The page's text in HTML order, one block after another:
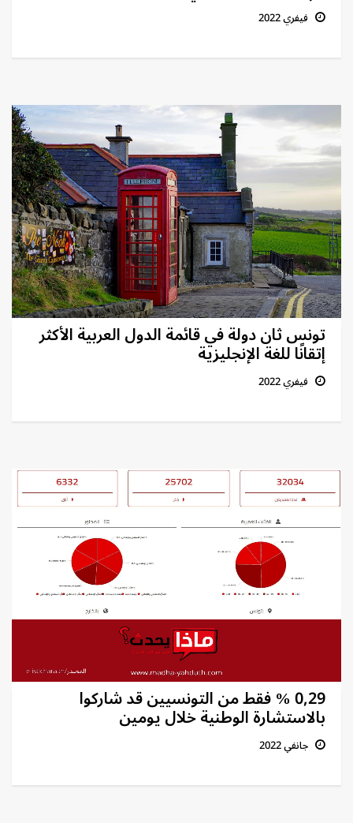
فيفري 2022
تونس ثان دولة في قائمة الدول العربية الأكثر
إتقانًا للغة الإنجليزية
فيفري 2022
0,29 % فقط من التونسيين قد شاركوا
بالاستشارة الوطنية خلال يومين
جانفي 2022